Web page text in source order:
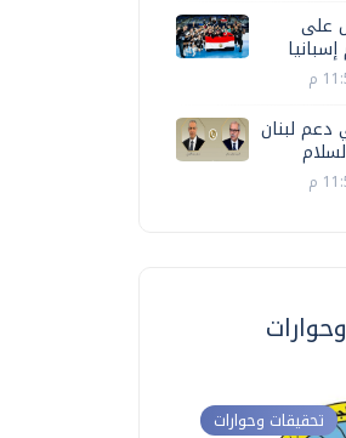
على
لبنان
تحقيقات وحوارات